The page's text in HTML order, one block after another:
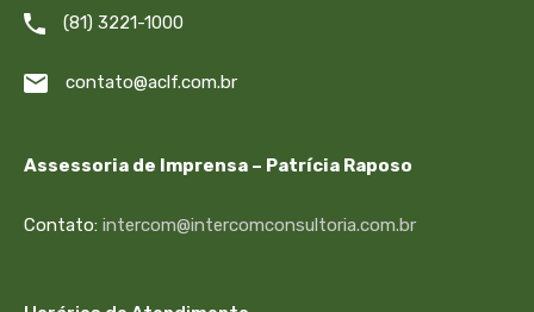
(81) 3221-1000
contato@aclf.com.br
Assessoria de Imprensa – Patrícia Raposo
Contato: intercom@intercomconsultoria.com.br